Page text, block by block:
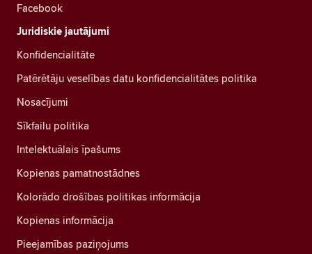
Facebook
Juridiskie jautājumi
Konfidencialitāte
Patērētāju veselības datu konfidencialitātes politika
Nosacījumi
Sīkfailu politika
Intelektuālais īpašums
Kopienas pamatnostādnes
Kolorādo drošības politikas informācija
Kopienas informācija
Pieejamības paziņojums